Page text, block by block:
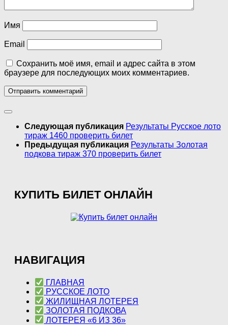
Имя
Email
Сохранить моё имя, email и адрес сайта в этом
браузере для последующих моих комментариев.
Следующая публикация Результаты Русское лото
тираж 1460 проверить билет
Предыдущая публикация Результаты Золотая
подкова тираж 370 проверить билет
КУПИТЬ БИЛЕТ ОНЛАЙН
НАВИГАЦИЯ
ГЛАВНАЯ
РУССКОЕ ЛОТО
ЖИЛИЩНАЯ ЛОТЕРЕЯ
ЗОЛОТАЯ ПОДКОВА
ЛОТЕРЕЯ «6 ИЗ 36»